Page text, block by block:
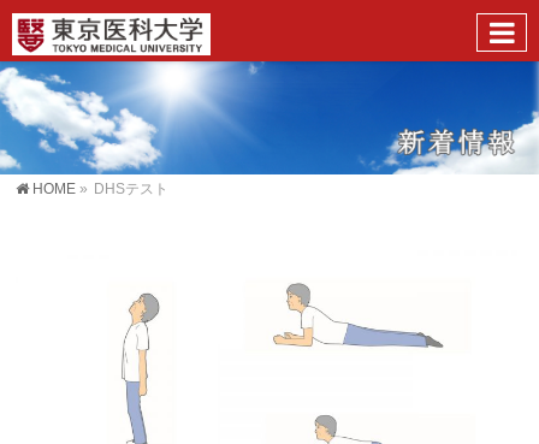
HOME » DHSテスト